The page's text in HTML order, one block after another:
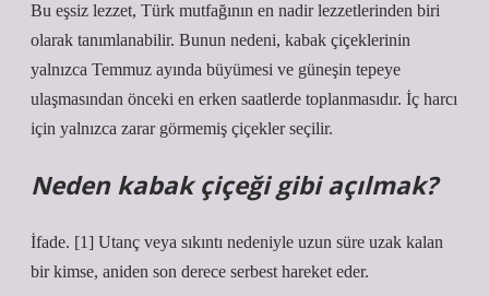
Bu eşsiz lezzet, Türk mutfağının en nadir lezzetlerinden biri
olarak tanımlanabilir. Bunun nedeni, kabak çiçeklerinin
yalnızca Temmuz ayında büyümesi ve güneşin tepeye
ulaşmasından önceki en erken saatlerde toplanmasıdır. İç harcı
için yalnızca zarar görmemiş çiçekler seçilir.
Neden kabak çiçeği gibi açılmak?
İfade. [1] Utanç veya sıkıntı nedeniyle uzun süre uzak kalan
bir kimse, aniden son derece serbest hareket eder.